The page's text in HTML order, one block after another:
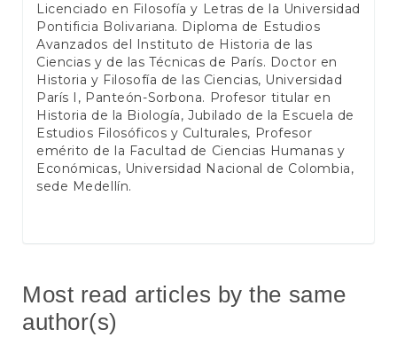
Licenciado en Filosofía y Letras de la Universidad
Pontificia Bolivariana. Diploma de Estudios
Avanzados del Instituto de Historia de las
Ciencias y de las Técnicas de París. Doctor en
Historia y Filosofía de las Ciencias, Universidad
París I, Panteón-Sorbona. Profesor titular en
Historia de la Biología, Jubilado de la Escuela de
Estudios Filosóficos y Culturales, Profesor
emérito de la Facultad de Ciencias Humanas y
Económicas, Universidad Nacional de Colombia,
sede Medellín.
Most read articles by the same
author(s)